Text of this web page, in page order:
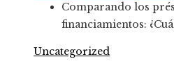
Comparando los
financiamientos:
Uncategorized